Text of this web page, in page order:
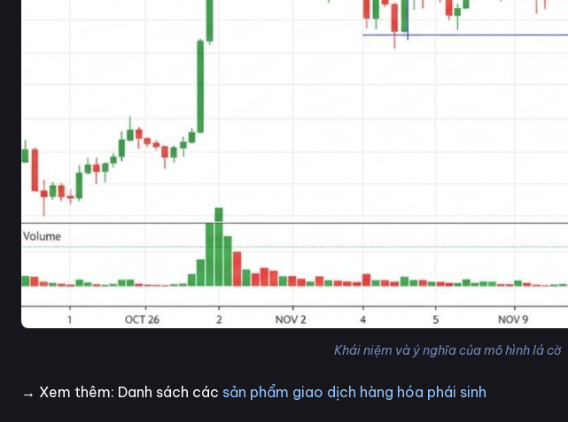
Khái niệm và ý nghĩa của mô hình lá cờ
→ Xem thêm: Danh sách các sản phẩm giao dịch hàng hóa phái sinh